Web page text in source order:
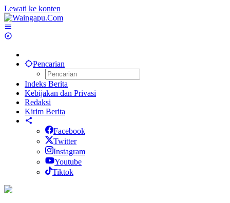
Lewati ke konten
Pencarian
Indeks Berita
Kebijakan dan Privasi
Redaksi
Kirim Berita
Facebook
Twitter
Instagram
Youtube
Tiktok